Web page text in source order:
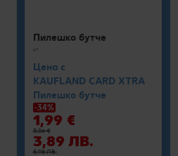
Пилешко бутче
кг
Цена с
KAUFLAND CARD XTRA
Пилешко бутче
-34%
1,99 €
3,06 €
3,89 ЛВ.
5,98 ЛВ.